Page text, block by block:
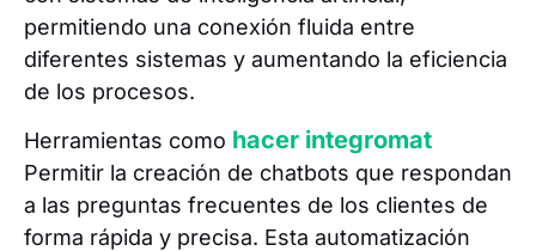
permitiendo una conexión fluida entre
diferentes sistemas y aumentando la eficiencia
de los procesos.
Herramientas como hacer integromat
Permitir la creación de chatbots que respondan
a las preguntas frecuentes de los clientes de
forma rápida y precisa. Esta automatización